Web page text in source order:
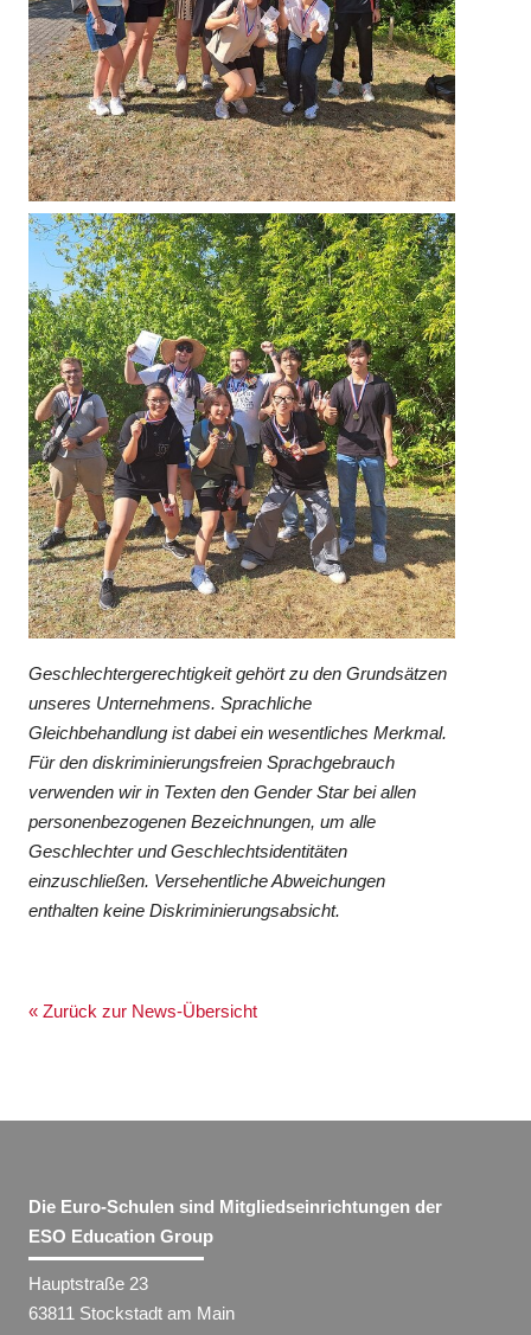
Geschlechtergerechtigkeit gehört zu den Grundsätzen
unseres Unternehmens. Sprachliche
Gleichbehandlung ist dabei ein wesentliches Merkmal.
Für den diskriminierungsfreien Sprachgebrauch
verwenden wir in Texten den Gender Star bei allen
personenbezogenen Bezeichnungen, um alle
Geschlechter und Geschlechtsidentitäten
einzuschließen. Versehentliche Abweichungen
enthalten keine Diskriminierungsabsicht.
« Zurück zur News-Übersicht
Die Euro-Schulen sind Mitgliedseinrichtungen der
ESO Education Group
Hauptstraße 23
63811 Stockstadt am Main